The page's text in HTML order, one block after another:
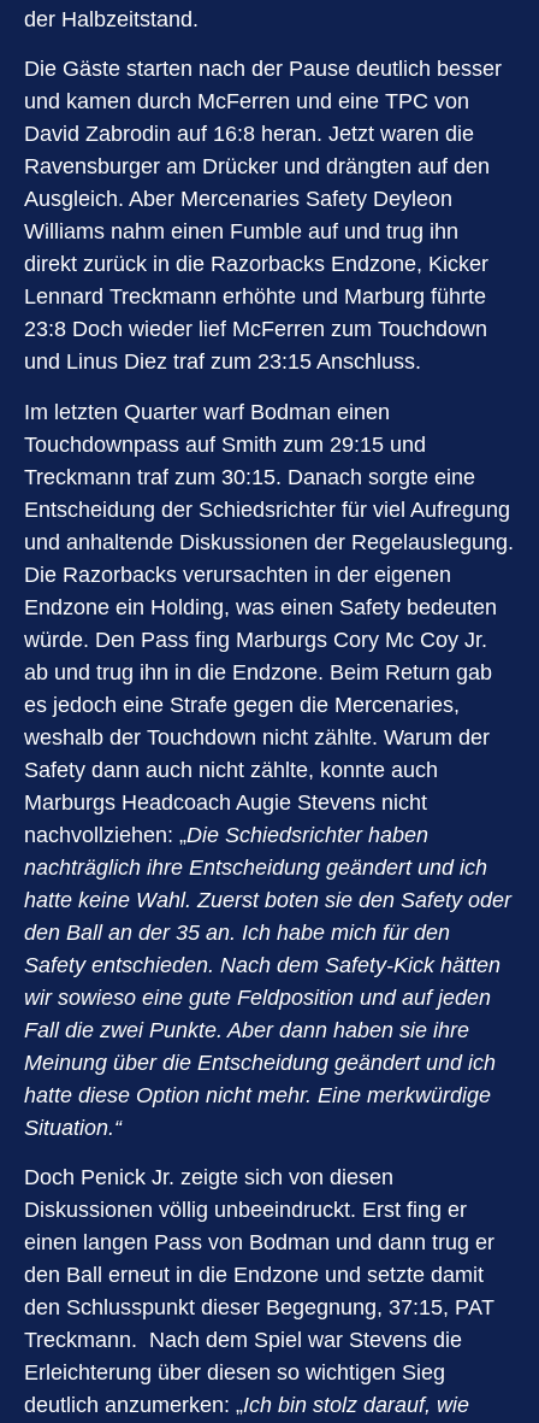
der Halbzeitstand.
Die Gäste starten nach der Pause deutlich besser
und kamen durch McFerren und eine TPC von
David Zabrodin auf 16:8 heran. Jetzt waren die
Ravensburger am Drücker und drängten auf den
Ausgleich. Aber Mercenaries Safety Deyleon
Williams nahm einen Fumble auf und trug ihn
direkt zurück in die Razorbacks Endzone, Kicker
Lennard Treckmann erhöhte und Marburg führte
23:8 Doch wieder lief McFerren zum Touchdown
und Linus Diez traf zum 23:15 Anschluss.
Im letzten Quarter warf Bodman einen
Touchdownpass auf Smith zum 29:15 und
Treckmann traf zum 30:15. Danach sorgte eine
Entscheidung der Schiedsrichter für viel Aufregung
und anhaltende Diskussionen der Regelauslegung.
Die Razorbacks verursachten in der eigenen
Endzone ein Holding, was einen Safety bedeuten
würde. Den Pass fing Marburgs Cory Mc Coy Jr.
ab und trug ihn in die Endzone. Beim Return gab
es jedoch eine Strafe gegen die Mercenaries,
weshalb der Touchdown nicht zählte. Warum der
Safety dann auch nicht zählte, konnte auch
Marburgs Headcoach Augie Stevens nicht
nachvollziehen: „Die Schiedsrichter haben
nachträglich ihre Entscheidung geändert und ich
hatte keine Wahl. Zuerst boten sie den Safety oder
den Ball an der 35 an. Ich habe mich für den
Safety entschieden. Nach dem Safety-Kick hätten
wir sowieso eine gute Feldposition und auf jeden
Fall die zwei Punkte. Aber dann haben sie ihre
Meinung über die Entscheidung geändert und ich
hatte diese Option nicht mehr. Eine merkwürdige
Situation.“
Doch Penick Jr. zeigte sich von diesen
Diskussionen völlig unbeeindruckt. Erst fing er
einen langen Pass von Bodman und dann trug er
den Ball erneut in die Endzone und setzte damit
den Schlusspunkt dieser Begegnung, 37:15, PAT
Treckmann. Nach dem Spiel war Stevens die
Erleichterung über diesen so wichtigen Sieg
deutlich anzumerken: „Ich bin stolz darauf, wie